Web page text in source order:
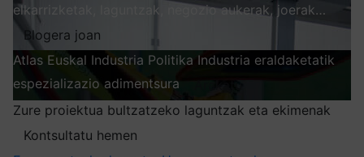
elkarrizketak, laguntzak, negozio aukerak, joerak…
Blogera joan
Atlas Euskal Industria Politika Industria eraldaketatik
espezializazio adimentsura
Zure proiektua bultzatzeko laguntzak eta ekimenak
Kontsultatu hemen